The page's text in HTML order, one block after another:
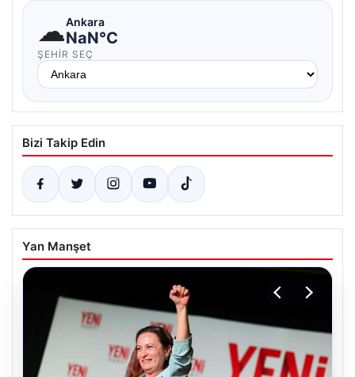
☁Ankara
NaN°C
ŞEHIR SEÇ
Bizi Takip Edin
Yan Manşet